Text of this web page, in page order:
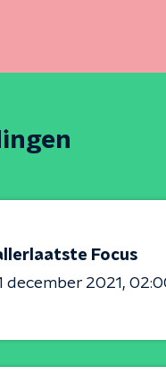
Focus
december 2021